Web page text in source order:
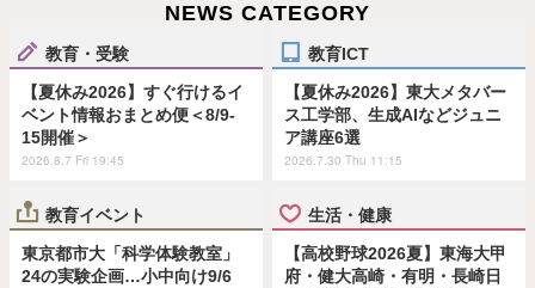
NEWS CATEGORY
教育・受験
【夏休み2026】すぐ行けるイ
ベント情報おまとめ便＜8/9-
15開催＞
2026.8.7 Fri 19:45
教育ICT
【夏休み2026】東大メタバー
ス工学部、生成AIなどジュニ
ア講座6選
2026.7.30 Thu 11:15
教育イベント
東京都市大「科学体験教室」
24の実験企画…小中向け9/6
生活・健康
【高校野球2026夏】東海大甲
府・健大高崎・有明・長崎日